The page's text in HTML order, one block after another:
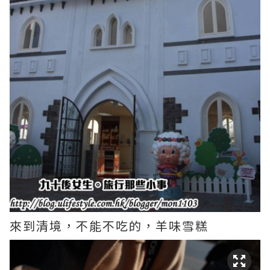
來到清境，不能不吃的，羊味雪糕